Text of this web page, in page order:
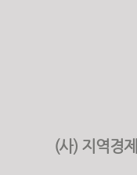
(사) 지역경